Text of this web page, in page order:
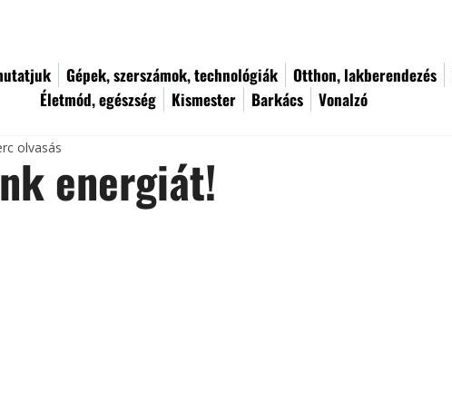
Gépek, szerszámok, technológiák Otthon, lakberendezés
Életmód, egészség
Kismester Barkács Vonalzó
energiát!
olvasás